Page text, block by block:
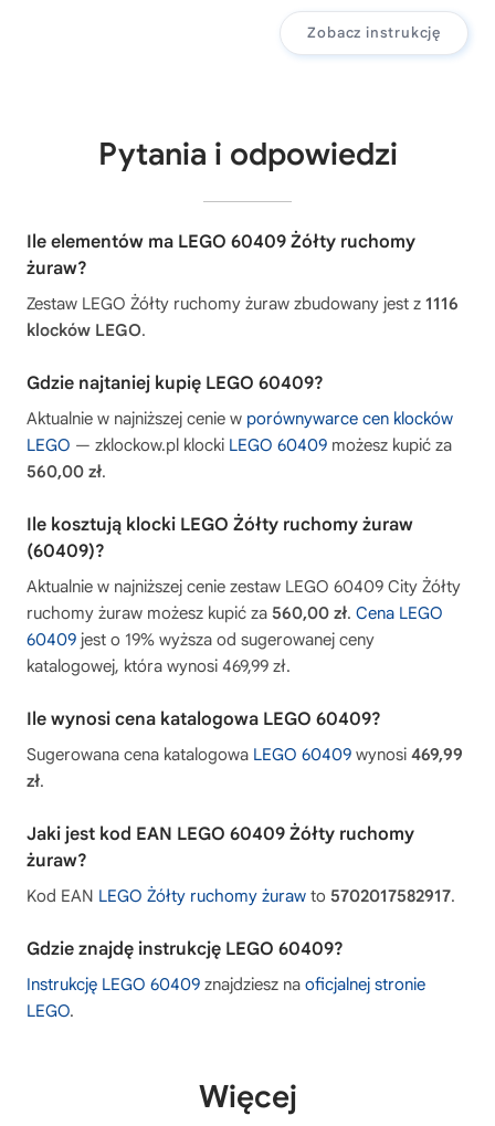
Zobacz instrukcję
Pytania i odpowiedzi
Ile elementów ma LEGO 60409 Żółty ruchomy
żuraw?
Zestaw LEGO Żółty ruchomy żuraw zbudowany jest z 1116
klocków LEGO.
Gdzie najtaniej kupię LEGO 60409?
Aktualnie w najniższej cenie w porównywarce cen klocków
LEGO — zklockow.pl klocki LEGO 60409 możesz kupić za
560,00 zł.
Ile kosztują klocki LEGO Żółty ruchomy żuraw
(60409)?
Aktualnie w najniższej cenie zestaw LEGO 60409 City Żółty
ruchomy żuraw możesz kupić za 560,00 zł. Cena LEGO
60409 jest o 19% wyższa od sugerowanej ceny
katalogowej, która wynosi 469,99 zł.
Ile wynosi cena katalogowa LEGO 60409?
Sugerowana cena katalogowa LEGO 60409 wynosi 469,99
zł.
Jaki jest kod EAN LEGO 60409 Żółty ruchomy
żuraw?
Kod EAN LEGO Żółty ruchomy żuraw to 5702017582917.
Gdzie znajdę instrukcję LEGO 60409?
Instrukcję LEGO 60409 znajdziesz na oficjalnej stronie
LEGO.
Więcej